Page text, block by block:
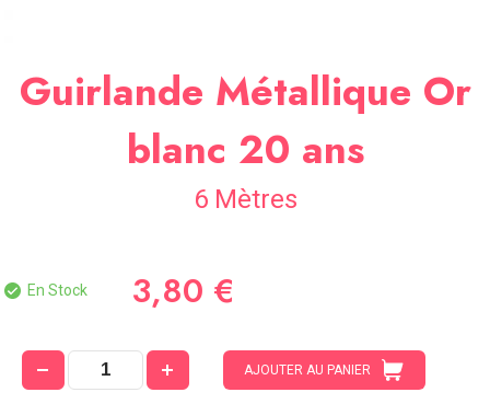
Guirlande Métallique Or
blanc 20 ans
6 Mètres
En Stock 3,80 €
AJOUTER AU PANIER